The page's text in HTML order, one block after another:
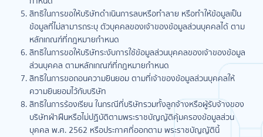
สิทธิในการขอให้บริษัทดำเนินการลบหรือทำลาย หรือทำให้ข้อมูลเป็น
ข้อมูลที่ไม่สามารถระบุ ตัวบุคคลของเจ้าของข้อมูลส่วนบุคคลได้ ตาม
หลักเกณฑ์ที่กฎหมายกำหนด
สิทธิในการขอให้บริษัทระงับการใช้ข้อมูลส่วนบุคคลของเจ้าของข้อมูล
ส่วนบุคคล ตามหลักเกณฑ์ที่กฎหมายกำหนด
สิทธิในการขอถอนความยินยอม ตามที่เจ้าของข้อมูลส่วนบุคคลให้
ความยินยอมไว้กับบริษัท
สิทธิในการร้องเรียน ในกรณีที่บริษัทรวมทั้งลูกจ้างหรือผู้รับจ้างของ
บริษัทฝ่าฝืนหรือไม่ปฏิบัติตามพระราชบัญญัติคุ้มครองข้อมูลส่วน
บุคคล พ.ศ. 2562 หรือประกาศที่ออกตาม พระราชบัญญัตินี้